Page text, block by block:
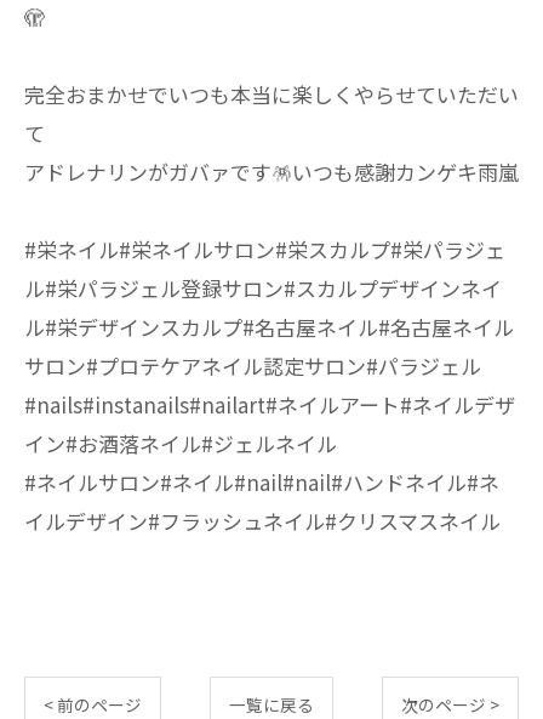
🫣
完全おまかせでいつも本当に楽しくやらせていただい
て
アドレナリンがガバァです🪅いつも感謝カンゲキ雨嵐
#栄ネイル#栄ネイルサロン#栄スカルプ#栄パラジェ
ル#栄パラジェル登録サロン#スカルプデザインネイ
ル#栄デザインスカルプ#名古屋ネイル#名古屋ネイル
サロン#プロテケアネイル認定サロン#パラジェル
#nails#instanails#nailart#ネイルアート#ネイルデザ
イン#お酒落ネイル#ジェルネイル
#ネイルサロン#ネイル#nail#nail#ハンドネイル#ネ
イルデザイン#フラッシュネイル#クリスマスネイル
< 前のページ 一覧に戻る 次のページ >